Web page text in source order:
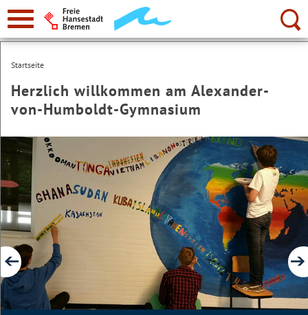
zur
Navigation
Suche:
Startseite
Herzlich willkommen am Alexander-
von-Humboldt-Gymnasium